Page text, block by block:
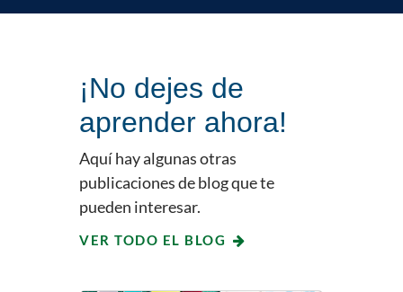
¡No dejes de
aprender ahora!
Aquí hay algunas otras
publicaciones de blog que te
pueden interesar.
VER TODO EL BLOG